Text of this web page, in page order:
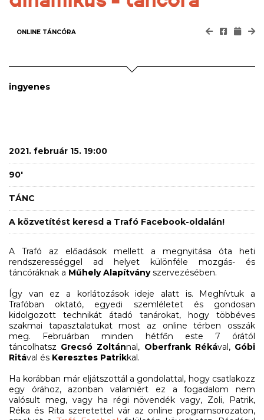
ONLINE TÁNCÓRA
ingyenes
2021. február 15. 19:00
90'
TÁNC
A közvetítést keresd a Trafó Facebook-oldalán!
A Trafó az előadások mellett a megnyitása óta heti
rendszerességgel ad helyet különféle mozgás- és
táncóráknak a Műhely Alapítványszervezésében.
Így van ez a korlátozások ideje alatt is. Meghívtuk a
Trafóban oktató, egyedi szemléletet és gondosan
kidolgozott technikát átadó tanárokat, hogy többéves
szakmai tapasztalatukat most az online térben osszák
meg. Februárban minden hétfőn este 7 órától
táncolhatsz Grecsó Zoltánnal, Oberfrank Rékával, Góbi
Ritával és Keresztes Patrikkal.
Ha korábban már eljátszottál a gondolattal, hogy csatlakozz
egy órához, azonban valamiért ez a fogadalom nem
valósult meg, vagy ha régi növendék vagy, Zoli, Patrik,
Réka és Rita szeretettel vár az online programsorozaton,